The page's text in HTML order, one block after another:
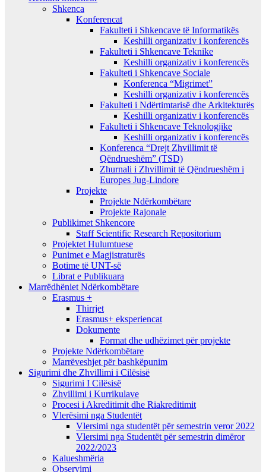
Shkenca
Konferencat
Fakulteti i Shkencave të Informatikës
Keshilli organizativ i konferencës
Fakulteti i Shkencave Teknike
Keshilli organizativ i konferencës
Fakulteti i Shkencave Sociale
Konferenca “Migrimet”
Keshilli organizativ i konferencës
Fakulteti i Ndërtimtarisë dhe Arkitekturës
Keshilli organizativ i konferencës
Fakulteti i Shkencave Teknologjike
Keshilli organizativ i konferencës
Konferenca “Drejt Zhvillimit të
Qëndrueshëm” (TSD)
Zhurnali i Zhvillimit të Qëndrueshëm i
Europes Jug-Lindore
Projekte
Projekte Ndërkombëtare
Projekte Rajonale
Publikimet Shkencore
Staff Scientific Research Repositorium
Projektet Hulumtuese
Punimet e Magjistraturës
Botime të UNT-së
Librat e Publikuara
Marrëdhëniet Ndërkombëtare
Erasmus +
Thirrjet
Erasmus+ eksperiencat
Dokumente
Format dhe udhëzimet për projekte
Projekte Ndërkombëtare
Marrëveshjet për bashkëpunim
Sigurimi dhe Zhvillimi i Cilësisë
Sigurimi I Cilësisë
Zhvillimi i Kurrikulave
Procesi i Akreditimit dhe Riakreditimit
Vlerësimi nga Studentët
Vlersimi nga studentët për semestrin veror 2022
Vlersimi nga Studentët për semestrin dimëror
2022/2023
Kalueshmëria
Observimi